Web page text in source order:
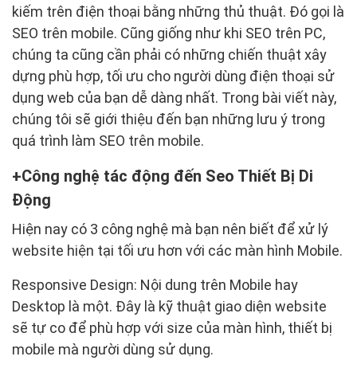
kiếm trên điện thoại bằng những thủ thuật. Đó gọi là
SEO trên mobile. Cũng giống như khi SEO trên PC,
chúng ta cũng cần phải có những chiến thuật xây
dựng phù hợp, tối ưu cho người dùng điện thoại sử
dụng web của bạn dễ dàng nhất. Trong bài viết này,
chúng tôi sẽ giới thiệu đến bạn những lưu ý trong
quá trình làm SEO trên mobile.
Công nghệ tác động đến Seo Thiết Bị Di
Động
Hiện nay có 3 công nghệ mà bạn nên biết để xử lý
website hiện tại tối ưu hơn với các màn hình Mobile.
Responsive Design: Nội dung trên Mobile hay
Desktop là một. Đây là kỹ thuật giao diện website
sẽ tự co để phù hợp với size của màn hình, thiết bị
mobile mà người dùng sử dụng.